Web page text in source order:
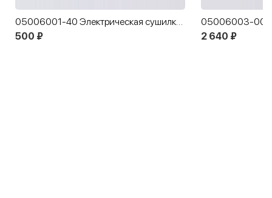
05006001-40 Электрическая сушилка для обуви 13 см
500 ₽
2 640 ₽